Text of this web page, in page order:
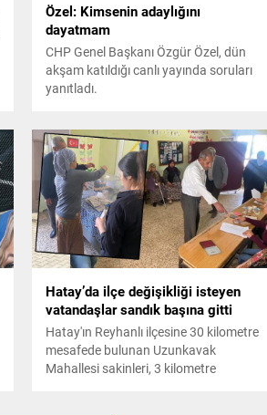
Özel: Kimsenin adaylığını
dayatmam
CHP Genel Başkanı Özgür Özel, dün
akşam katıldığı canlı yayında soruları
yanıtladı.
Hatay’da ilçe değişikliği isteyen
vatandaşlar sandık başına gitti
Hatay'ın Reyhanlı ilçesine 30 kilometre
mesafede bulunan Uzunkavak
Mahallesi sakinleri, 3 kilometre